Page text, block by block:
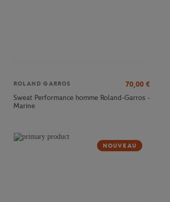
ROLAND GARROS 70,00 €
Sweat Performance homme Roland-Garros -
Marine
NOUVEAU